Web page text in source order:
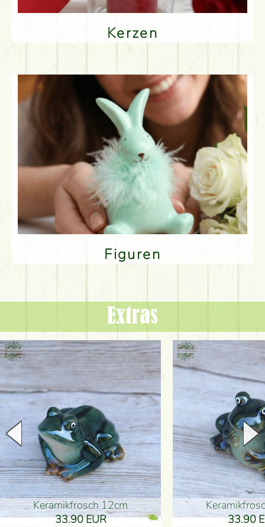
Kerzen
Figuren
Extras
Keramikfrosch 12cm
33.90 EUR
33.90